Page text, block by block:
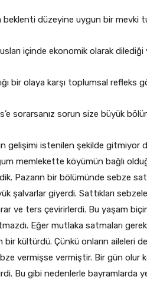
beklenti düzeyine uygun bir mevki
içinde ekonomik olarak dilediği
bir olaya karşı toplumsal refleks
sorarsanız sorun size büyük
gelişimi istenilen şekilde gitmiyor
memlekette köyümün bağlı
Pazarın bir bölümünde sebze
şalvarlar giyerdi. Sattıkları
ve ters çevirirlerdi. Bu yaşam
Eğer mutlaka satmaları
bir kültürdü. Çünkü onların aileleri
vermişse vermiştir. Bir gün olur
Bu gibi nedenlerle bayramlarda